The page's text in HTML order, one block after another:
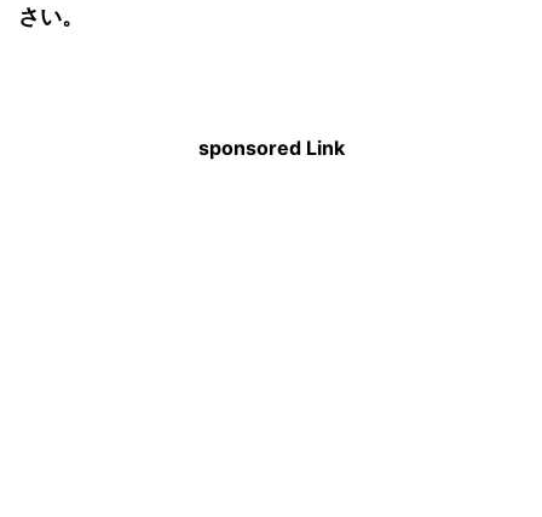
さい。
sponsored Link